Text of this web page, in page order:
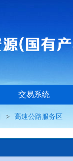
交易系统
> 高速公路服务区